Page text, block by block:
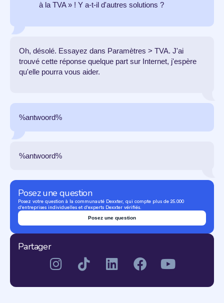
à la TVA » ! Y a-t-il d'autres solutions ?
Oh, désolé. Essayez dans Paramètres > TVA. J'ai
trouvé cette réponse quelque part sur Internet, j'espère
qu'elle pourra vous aider.
%antwoord%
%antwoord%
Posez une question
Posez votre question à la communauté Dexxter, qui compte plus de 25.000
d'entreprises individuelles et d'experts Dexxter vérifiés.
Posez une question
Partager